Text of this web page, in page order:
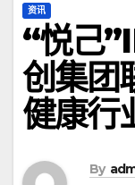
资讯
“悦己
创集团
健康行
By